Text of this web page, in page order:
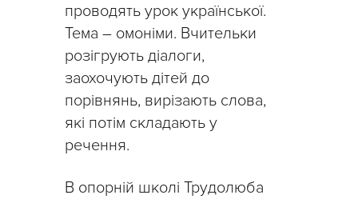
проводять урок української.
Тема – омоніми. Вчительки
розігрують діалоги,
заохочують дітей до
порівнянь, вирізають слова,
які потім складають у
речення.
В опорній школі Трудолюба